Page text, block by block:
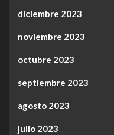
diciembre 2023
noviembre 2023
octubre 2023
septiembre 2023
agosto 2023
julio 2023